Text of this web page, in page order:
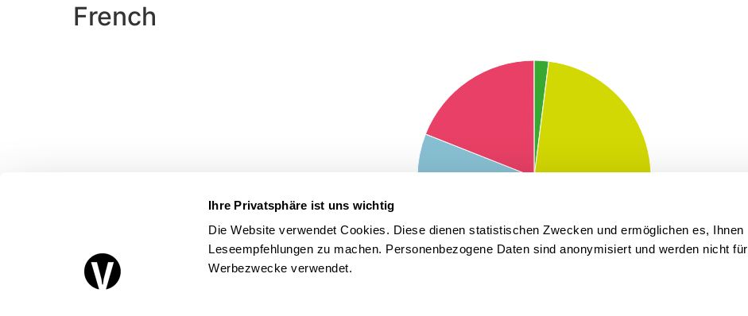
Ihre Privatsphäre ist uns wichtig
Die Website verwendet Cookies. Diese dienen statistischen Zwecken und ermöglichen es, Ihnen
Leseempfehlungen zu machen. Personenbezogene Daten sind anonymisiert und werden nicht für
Werbezwecke verwendet.
French